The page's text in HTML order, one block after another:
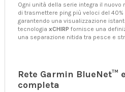
Ogni unità della serie integra il nuovo
di trasmettere ping più veloci del
garantendo una visualizzazione
tecnologia xCHIRP fornisce una
una separazione nitida tra pesce e
Rete Garmin BlueNet™
completa